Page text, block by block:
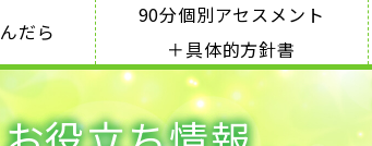
んだら
90分個別アセスメ ン ト
＋具体的方針書